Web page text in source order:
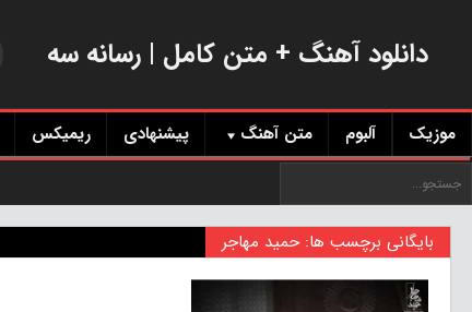
دانلود آهنگ + متن کامل | رسانه سه
موزیک آلبوم متن آهنگ پیشنهادی ریمیکس
بایگانی برچسب ها: حمید مهاجر